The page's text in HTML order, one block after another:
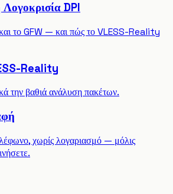
DPI
το GFW — και πώς το VLESS-Reality
Reality
την βαθιά ανάλυση πακέτων.
χωρίς λογαριασμό — μόλις